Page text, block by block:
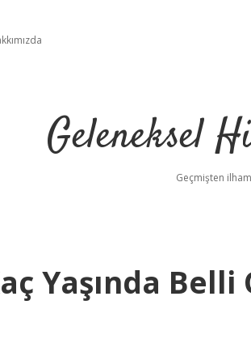
Geleneksel
Geçmişten
Yaşında Belli